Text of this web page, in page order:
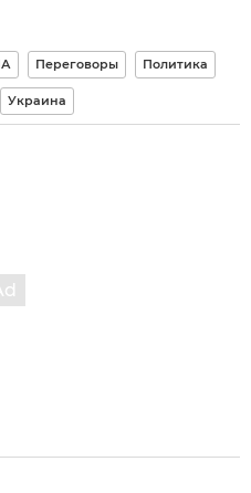
Переговоры Политика
Украина